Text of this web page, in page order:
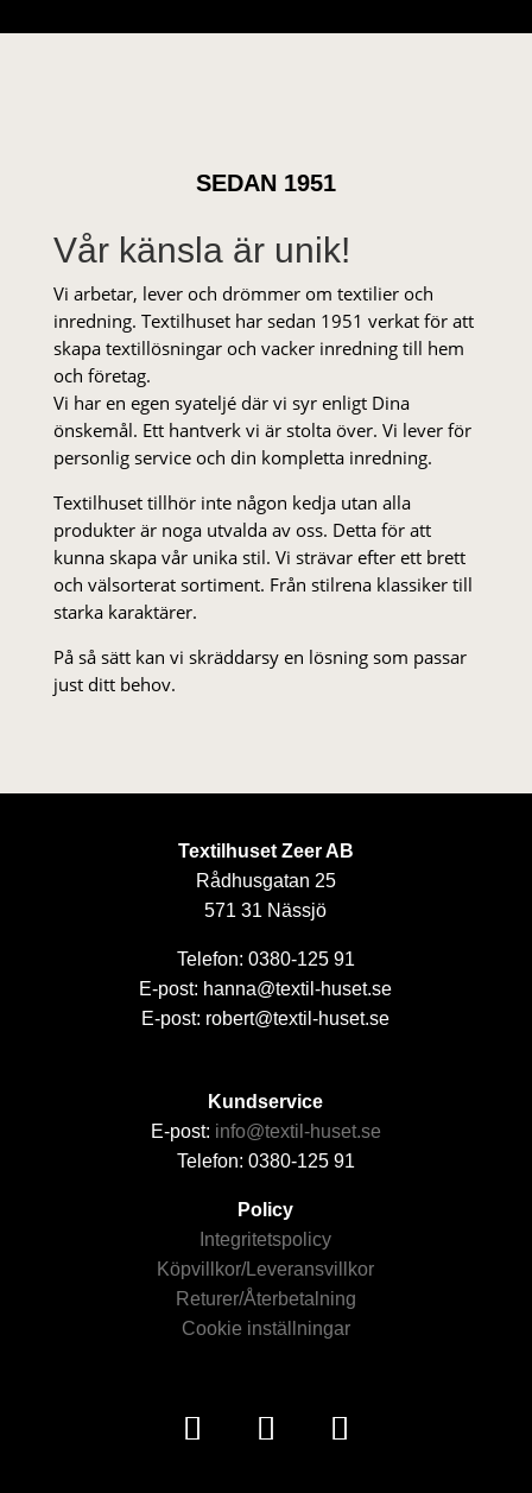
SEDAN 1951
Vår känsla är unik!
Vi arbetar, lever och drömmer om textilier och
inredning. Textilhuset har sedan 1951 verkat för att
skapa textillösningar och vacker inredning till hem
och företag.
Vi har en egen syateljé där vi syr enligt Dina
önskemål. Ett hantverk vi är stolta över. Vi lever för
personlig service och din kompletta inredning.
Textilhuset tillhör inte någon kedja utan alla
produkter är noga utvalda av oss. Detta för att
kunna skapa vår unika stil. Vi strä­var efter ett brett
och välsorterat sor­ti­ment. Från stil­rena klas­siker till
starka karaktärer.
På så sätt kan vi skräddarsy en lösning som passar
just ditt behov.
Textilhuset Zeer AB
Rådhusgatan 25
571 31 Nässjö
Telefon: 0380-125 91
E-post: hanna@textil-huset.se
E-post: robert@textil-huset.se
Kundservice
E-post: info@textil-huset.se
Telefon: 0380-125 91
Policy
Integritetspolicy
Köpvillkor/Leveransvillkor
Returer/Återbetalning
Cookie inställningar